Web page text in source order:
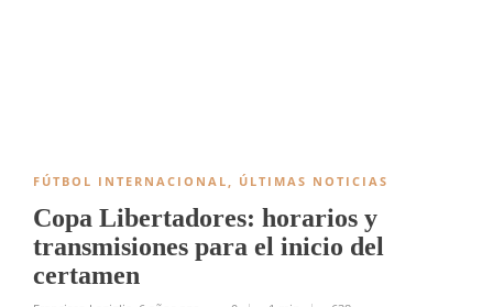
FÚTBOL INTERNACIONAL, ÚLTIMAS NOTICIAS
Copa Libertadores: horarios y
transmisiones para el inicio del
certamen